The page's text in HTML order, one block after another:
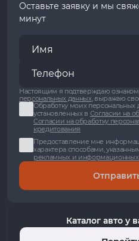
Оставьте заявку и мы
минут
Настоящим я подтверждаю
персональных данных, выражаю
Обработку моих персональных
установленных в Согласии на
Согласии на обработку
кредитования
Предоставление мне
характера способами,
рекламных и информационных
Каталог авто у